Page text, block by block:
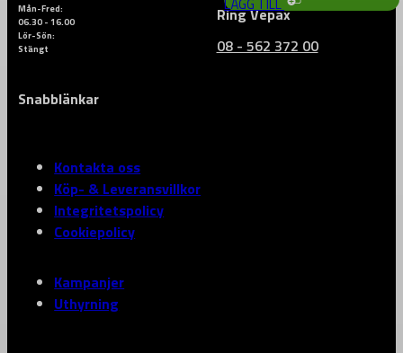
Mån-Fred:
06.30 - 16.00
Lör-Sön:
Stängt
Ring Vepax
08 - 562 372 00
Snabblänkar
Kontakta oss
Köp- & Leveransvillkor
Integritetspolicy
Cookiepolicy
Kampanjer
Uthyrning